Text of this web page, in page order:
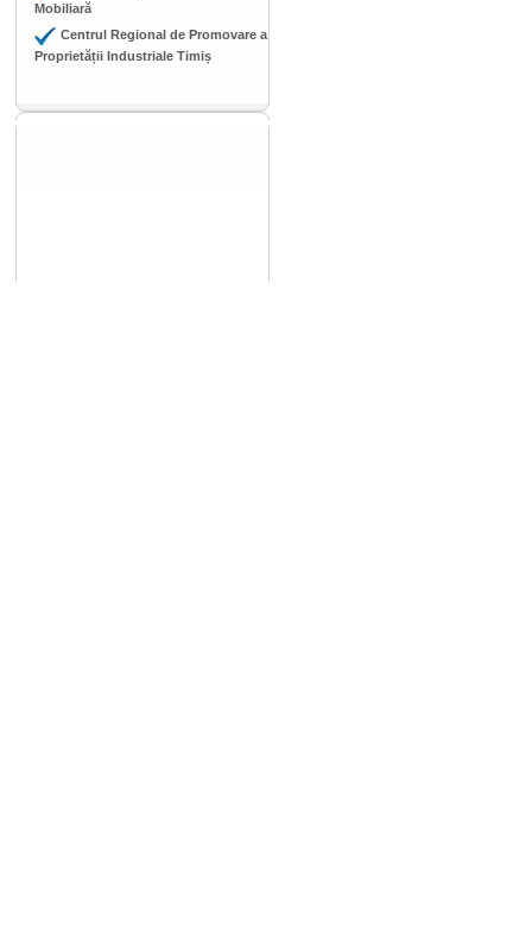
Mobiliară
Centrul Regional de Promovare a
Proprietății Industriale Timiș